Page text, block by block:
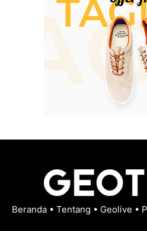
Beranda • Tentang • Geolive •